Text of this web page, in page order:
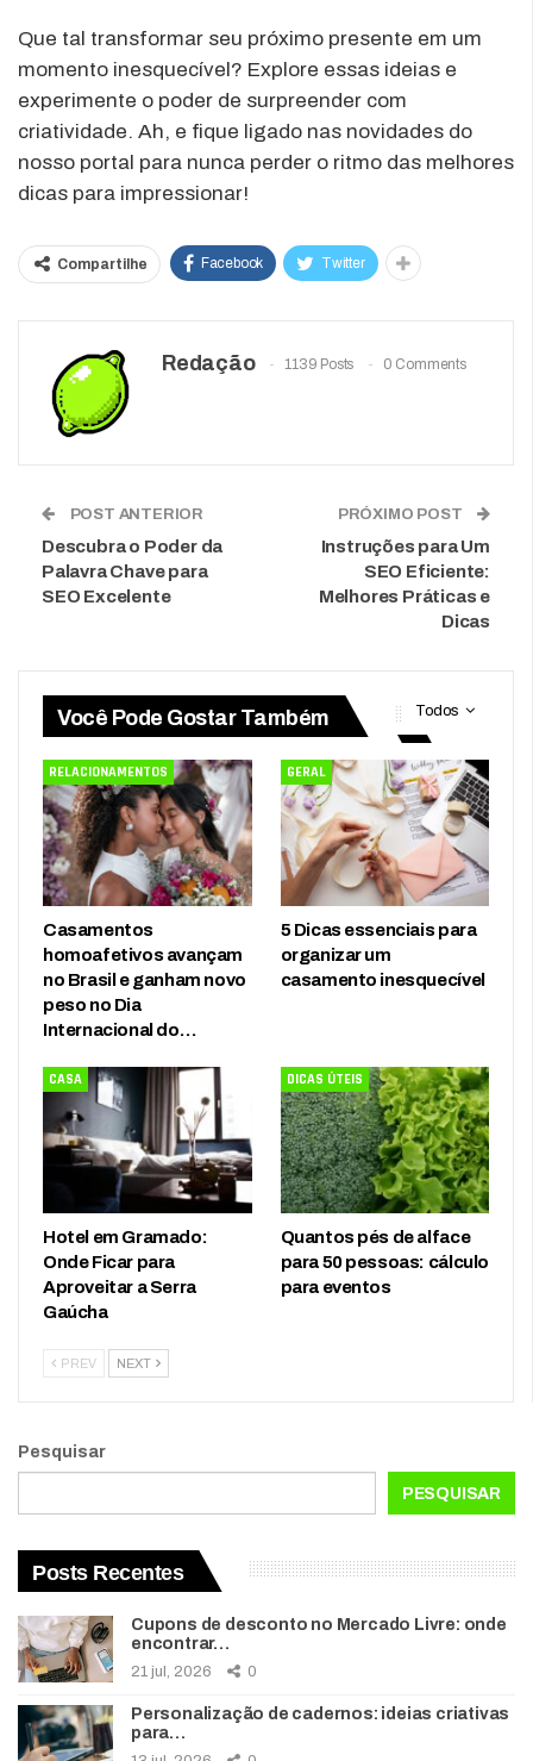
Que tal transformar seu próximo presente em um
momento inesquecível? Explore essas ideias e
experimente o poder de surpreender com
criatividade. Ah, e fique ligado nas novidades do
nosso portal para nunca perder o ritmo das melhores
dicas para impressionar!
Compartilhe Facebook Twitter
Redação 1139 Posts 0 Comments
POST ANTERIOR
Descubra o Poder da
Palavra Chave para
SEO Excelente
PRÓXIMO POST
Instruções para Um
SEO Eficiente:
Melhores Práticas e
Dicas
Todos
Você Pode Gostar Também
RELACIONAMENTOS
Casamentos
homoafetivos avançam
no Brasil e ganham novo
peso no Dia
Internacional do…
GERAL
5 Dicas essenciais para
organizar um
casamento inesquecível
CASA
Hotel em Gramado:
Onde Ficar para
Aproveitar a Serra
Gaúcha
DICAS ÚTEIS
Quantos pés de alface
para 50 pessoas: cálculo
para eventos
PREV NEXT
Pesquisar
PESQUISAR
Posts Recentes
Cupons de desconto no Mercado Livre: onde
encontrar…
21 jul, 2026 0
Personalização de cadernos: ideias criativas
para…